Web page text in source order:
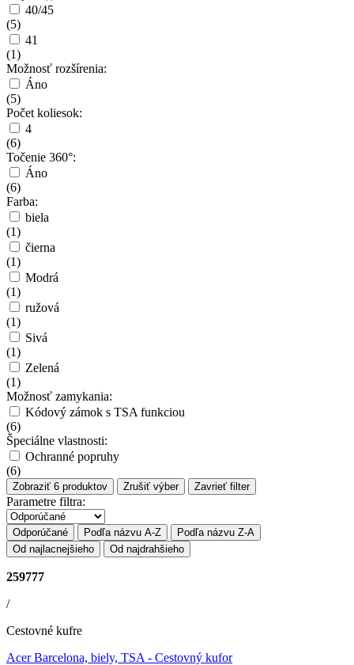
40/45
(5)
41
(1)
Možnosť rozšírenia:
Áno
(5)
Počet koliesok:
4
(6)
Točenie 360°:
Áno
(6)
Farba:
biela
(1)
čierna
(1)
Modrá
(1)
ružová
(1)
Sivá
(1)
Zelená
(1)
Možnosť zamykania:
Kódový zámok s TSA funkciou
(6)
Špeciálne vlastnosti:
Ochranné popruhy
(6)
Zobraziť 6 produktov Zrušiť výber Zavrieť filter
Parametre filtra:
Odporúčané Podľa názvu A-Z
Podľa názvu Z-A
Od najlacnejšieho
Od najdrahšieho
259777
/
Cestovné kufre
Acer Barcelona, biely, TSA - Cestovný kufor